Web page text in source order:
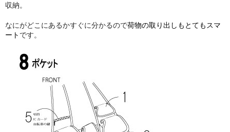
収納。
なにがどこにあるかすぐに分かるので荷物の取り出しもとてもスマ
ート です。